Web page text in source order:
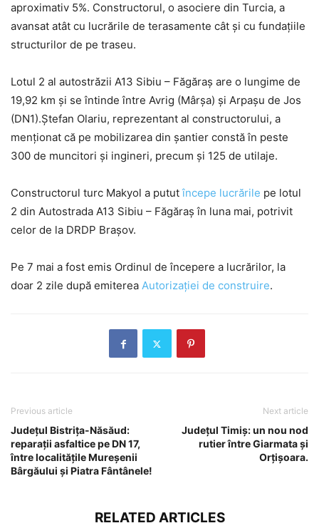
aproximativ 5%. Constructorul, o asociere din Turcia, a
avansat atât cu lucrările de terasamente cât și cu fundațiile
structurilor de pe traseu.
Lotul 2 al autostrăzii A13 Sibiu – Făgăraș are o lungime de
19,92 km și se întinde între Avrig (Mârșa) și Arpașu de Jos
(DN1).Ștefan Olariu, reprezentant al constructorului, a
menționat că pe mobilizarea din șantier constă în peste
300 de muncitori și ingineri, precum și 125 de utilaje.
Constructorul turc Makyol a pututîncepe lucrările pe lotul
2 din Autostrada A13 Sibiu – Făgăraş în luna mai, potrivit
celor de la DRDP Braşov.
Pe 7 mai a fost emis Ordinul de începere a lucrărilor, la
doar 2 zile după emiterea Autorizației de construire.
Previous article
Județul Bistrița-Năsăud:
reparații asfaltice pe DN 17,
între localitățile Mureșenii
Bârgăului și Piatra Fântânele!
Next article
Județul Timiș: un nou nod
rutier între Giarmata și
Orțișoara.
RELATED ARTICLES